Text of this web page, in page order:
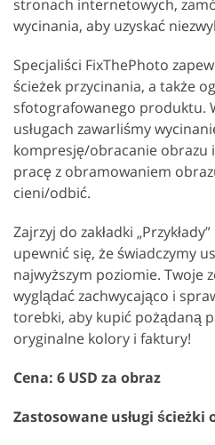
stronach internetowych,
wycinania, aby uzyskać
Specjaliści FixThePhoto
ścieżek przycinania, a także
sfotografowanego produktu.
usługach zawarliśmy
kompresję/obracanie obrazu
pracę z obramowaniem
cieni/odbić.
Zajrzyj do zakładki
upewnić się, że świadczymy
najwyższym poziomie. Twoje
wyglądać zachwycająco i
torebki, aby kupić pożądaną
oryginalne kolory i faktury!
Cena: 6 USD za obraz
Zastosowane usługi ścieżki